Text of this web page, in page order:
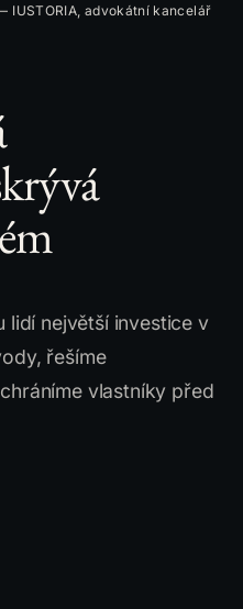
IUSTORIA, advokátní kancelář
lidí největší investice v
řešíme
vlastníky před